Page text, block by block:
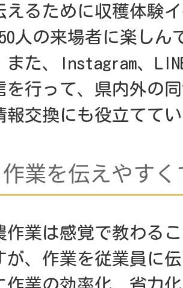
えるために収穫体験
人の来場者に楽しん
また、Instagram、
を行って、県内外の
報交換にも役立てて
作業を伝えやす
業は感覚で教わる
が、作業を従業員に
作業の効率化、省力